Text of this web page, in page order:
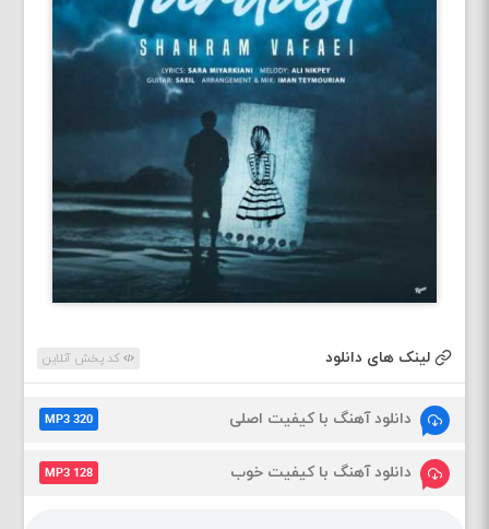
لینک های دانلود کد پخش آنلاین
دانلود آهنگ با کیفیت اصلی MP3 320
دانلود آهنگ با کیفیت خوب MP3 128